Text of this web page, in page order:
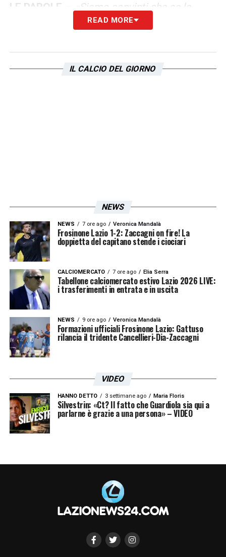
LE PAROLE –
«Siamo convinti che se la
Lazio davvero vuole riqualificare il Flaminio, i
parte, così come immagino gli altri enti
istituzionali coinvolti»le sue dichiarazioni
READ MORE
IL CALCIO DEL GIORNO
NEWS
NEWS 7 ore ago Veronica Mandalà
Frosinone Lazio 1-2: Zaccagni on fire! La
doppietta del capitano stende i ciociari
CALCIOMERCATO 7 ore ago Elia Serra
Tabellone calciomercato estivo Lazio 2026 LIVE:
i trasferimenti in entrata e in uscita
NEWS 9 ore ago Veronica Mandalà
Formazioni ufficiali Frosinone Lazio: Gattuso
rilancia il tridente Cancellieri-Dia-Zaccagni
VIDEO
HANNO DETTO 3 settimane ago Maria Floris
Silvestrin: «Ct? Il fatto che Guardiola sia qui a
parlarne è grazie a una persona» – VIDEO